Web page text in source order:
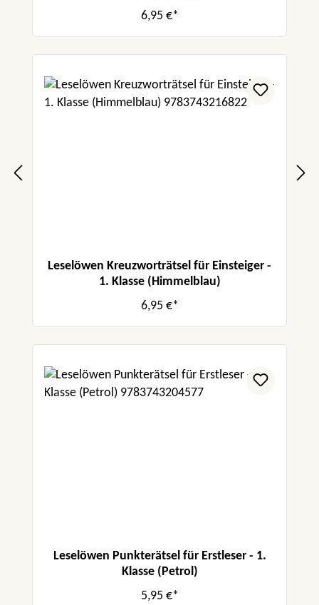
6,95 €*
Leselöwen Kreuzworträtsel für Einsteiger -
1. Klasse (Himmelblau)
6,95 €*
Leselöwen Punkterätsel für Erstleser - 1.
Klasse (Petrol)
5,95 €*